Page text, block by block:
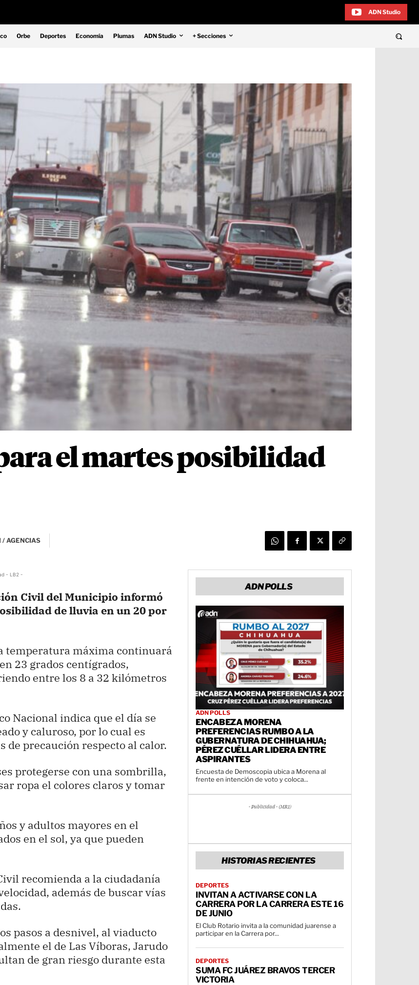
ADN Studio
Orbe Deportes Economía Plumas ADN Studio + Secciones
el martes posibilidad
/ AGENCIAS
- LB2 -
Civil del Municipio informó
de lluvia en un 20 por
temperatura máxima continuará
23 grados centígrados,
entre los 8 a 32 kilómetros
Nacional indica que el día se
y caluroso, por lo cual es
precaución respecto al calor.
protegerse con una sombrilla,
ropa el colores claros y tomar
y adultos mayores en el
en el sol, ya que pueden
recomienda a la ciudadanía
además de buscar vías
pasos a desnivel, al viaducto
el de Las Víboras, Jarudo
de gran riesgo durante esta
ADN POLLS
ADN POLLS
ENCABEZA MORENA
PREFERENCIAS RUMBO A LA
GUBERNATURA DE CHIHUAHUA;
PÉREZ CUÉLLAR LIDERA ENTRE
ASPIRANTES
Encuesta de Demoscopia ubica a Morena al
frente en intención de voto y coloca...
- Publicidad - (MR1)
HISTORIAS RECIENTES
DEPORTES
INVITAN A ACTIVARSE CON LA
CARRERA POR LA CARRERA ESTE 16
DE JUNIO
El Club Rotario invita a la comunidad juarense a
participar en la Carrera por...
DEPORTES
SUMA FC JUÁREZ BRAVOS TERCER
VICTORIA